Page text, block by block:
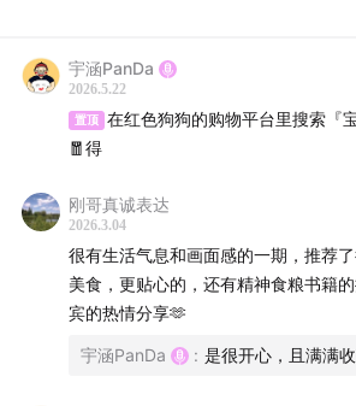
宇涵PanDa
2026.5.22
置顶
在红色狗狗的购物平台里搜索『
🧧得
刚哥真诚表达
2026.3.04
很有生活气息和画面感的一期，推荐
美食，更贴心的，还有精神食粮书籍
宾的热情分享🫶
宇涵PanDa : 是很开心，且满满收